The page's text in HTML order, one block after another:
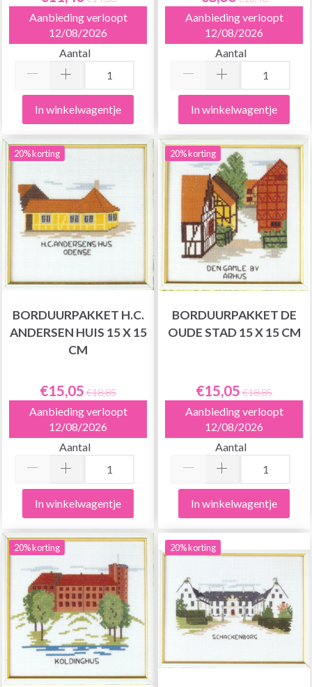
Aanbieding verloopt
12/08/2026
Aantal
In winkelwagentje
Aanbieding verloopt
12/08/2026
Aantal
In winkelwagentje
20% korting
BORDUURPAKKET H.C.
ANDERSEN HUIS 15 X 15
CM
€15,05 €18,85
Aanbieding verloopt
12/08/2026
Aantal
In winkelwagentje
20% korting
BORDUURPAKKET DE
OUDE STAD 15 X 15 CM
€15,05 €18,85
Aanbieding verloopt
12/08/2026
Aantal
In winkelwagentje
20% korting 20% korting